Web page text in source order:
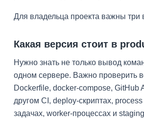
Для владельца проекта важны три
Какая версия стоит в
Нужно знать не только вывод
одном сервере. Важно проверить
Dockerfile, docker-compose, GitHub
другом CI, deploy-скриптах,
задачах, worker-процессах и